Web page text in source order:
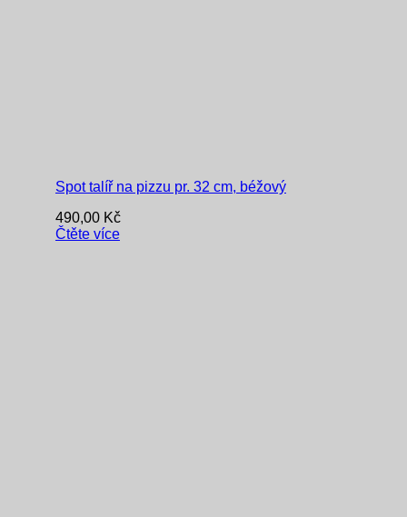
Spot talíř na pizzu pr. 32 cm, béžový
490,00 Kč
Čtěte více